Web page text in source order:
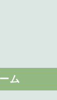
ム